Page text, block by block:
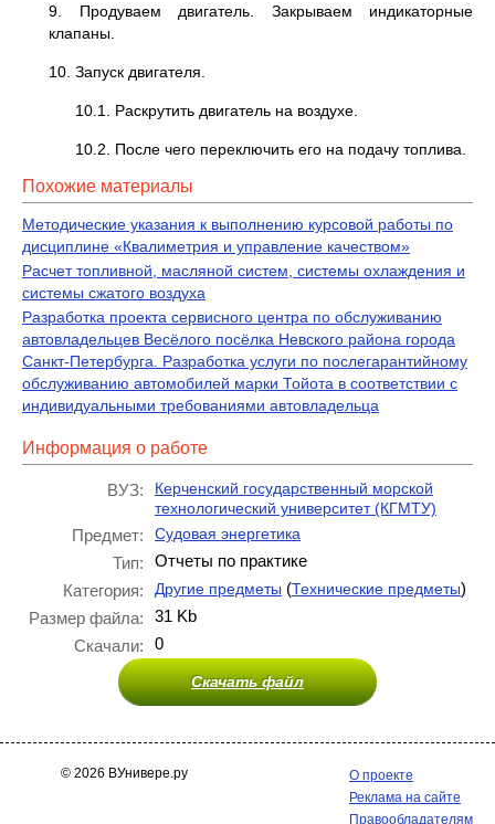
9. Продуваем двигатель. Закрываем индикаторные
клапаны.
10. Запуск двигателя.
10.1. Раскрутить двигатель на воздухе.
10.2. После чего переключить его на подачу топлива.
Похожие материалы
Методические указания к выполнению курсовой работы по
дисциплине «Квалиметрия и управление качеством»
Расчет топливной, масляной систем, системы охлаждения и
системы сжатого воздуха
Разработка проекта сервисного центра по обслуживанию
автовладельцев Весёлого посёлка Невского района города
Санкт-Петербурга. Разработка услуги по послегарантийному
обслуживанию автомобилей марки Тойота в соответствии с
индивидуальными требованиями автовладельца
Информация о работе
ВУЗ:
Керченский государственный морской
технологический университет (КГМТУ)
Предмет: Судовая энергетика
Тип:
Отчеты по практике
Категория:
Другие предметы (Технические предметы)
Размер файла:
31 Kb
Скачали:
0
Скачать файл
© 2026 ВУнивере.ру
О проекте
Реклама на сайте
Правообладателям